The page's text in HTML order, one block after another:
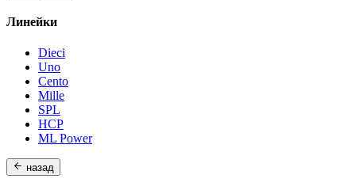
Линейки
Dieci
Uno
Cento
Mille
SPL
HCP
ML Power
назад